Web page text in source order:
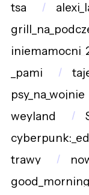
tsa
_pami
psy_na_wojnie
weyland
trawy